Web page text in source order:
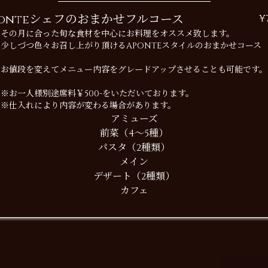
シェフのおまかせフルコース
その月に合った旬な食材を中心にお料理をオススメ致します。
少しづつ色々お召し上がり頂けるAPONTEスタイルのおまかせコース
お値段を変えてメニュー内容をグレードアップさせることも可能です。
※お一人様別途席料￥500-をいただいております。
※仕入れにより内容が変わる場合があります。
アミューズ
前菜（4～5種）
パスタ（2種類）
メイン
デザート（2種類）
カフェ